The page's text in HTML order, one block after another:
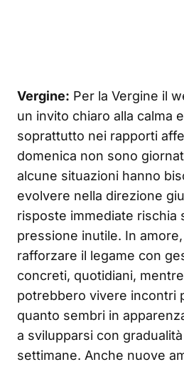
Vergine: Per la Vergine il
un invito chiaro alla calma
soprattutto nei rapporti
domenica non sono
alcune situazioni hanno
evolvere nella direzione
risposte immediate rischia
pressione inutile. In
rafforzare il legame con
concreti, quotidiani,
potrebbero vivere incontri
quanto sembri in
a svilupparsi con
settimane. Anche nuove